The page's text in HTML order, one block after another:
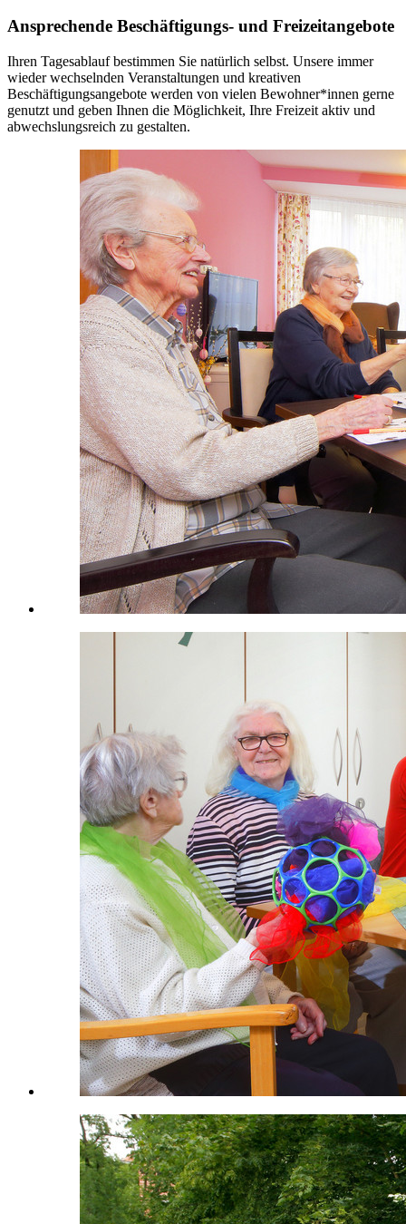
Ansprechende Beschäftigungs- und Freizeitangebote
Ihren Tagesablauf bestimmen Sie natürlich selbst. Unsere immer
wieder wechselnden Veranstaltungen und kreativen
Beschäftigungsangebote werden von vielen Bewohner*innen gerne
genutzt und geben Ihnen die Möglichkeit, Ihre Freizeit aktiv und
abwechslungsreich zu gestalten.